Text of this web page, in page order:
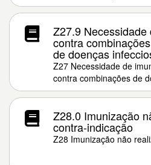
Z27.9
contra
de doenças
Z27 Necessidade de
contra combinações de
Z28.0 Imunização
contra-indicação
Z28 Imunização não